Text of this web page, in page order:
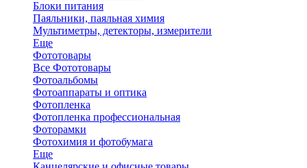
Блоки питания
Паяльники, паяльная химия
Мультиметры, детекторы, измерители
Еще
Фототовары
Все Фототовары
Фотоальбомы
Фотоаппараты и оптика
Фотопленка
Фотопленка профессиональная
Фоторамки
Фотохимия и фотобумага
Еще